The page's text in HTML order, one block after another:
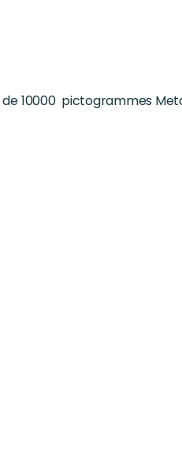
10000 pictogrammes